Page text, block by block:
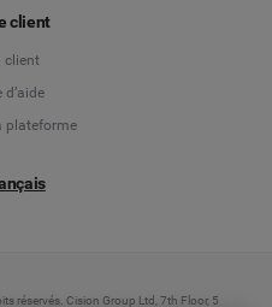
client
client
d’aide
plateforme
réservés. Cision Group Ltd, 7th Floor, 5